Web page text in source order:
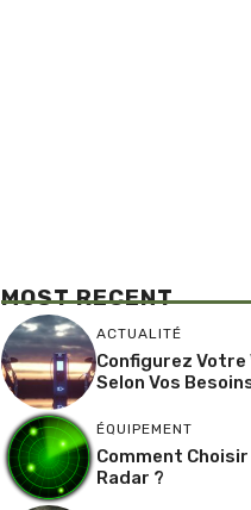
MOST RECENT
ACTUALITÉ
Configurez
Selon Vos
ÉQUIPEMENT
Comment
Radar ?